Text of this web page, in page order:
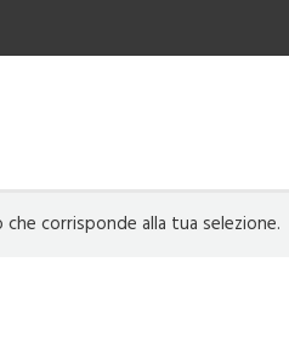
corrisponde alla tua selezione.